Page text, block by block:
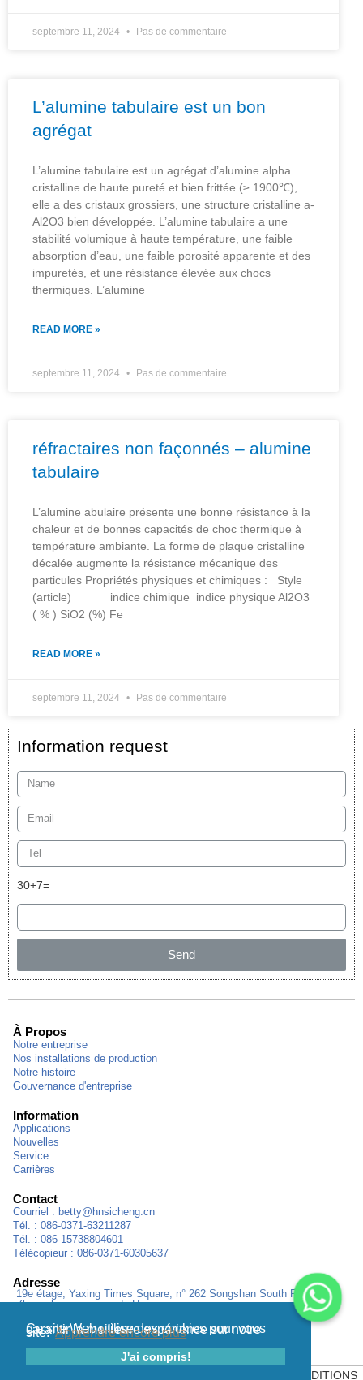
Ce site Web utilise des cookies pour vous garantir la meilleure expérience sur notre
site.Apprendre encore plus
J'ai compris!
septembre 11, 2024 Pas de commentaire
L’alumine tabulaire est un bon
agrégat
L’alumine tabulaire est un agrégat d’alumine alpha
cristalline de haute pureté et bien frittée (≥ 1900℃),
elle a des cristaux grossiers, une structure cristalline a-
Al2O3 bien développée. L’alumine tabulaire a une
stabilité volumique à haute température, une faible
absorption d’eau, une faible porosité apparente et des
impuretés, et une résistance élevée aux chocs
thermiques. L’alumine
READ MORE »
septembre 11, 2024 Pas de commentaire
réfractaires non façonnés – alumine
tabulaire
L’alumine abulaire présente une bonne résistance à la
chaleur et de bonnes capacités de choc thermique à
température ambiante. La forme de plaque cristalline
décalée augmente la résistance mécanique des
particules Propriétés physiques et chimiques : Style
(article) indice chimique indice physique Al2O3
( % ) SiO2 (%) Fe
READ MORE »
septembre 11, 2024 Pas de commentaire
Information request
30+7=
Send
À Propos
Notre entreprise
Nos installations de production
Notre histoire
Gouvernance d'entreprise
Information
Applications
Nouvelles
Service
Carrières
Contact
Courriel : betty@hnsicheng.cn
Tél. : 086-0371-63211287
Tél. : 086-15738804601
Télécopieur : 086-0371-60305637
Adresse
19e étage, Yaxing Times Square, n° 262 Songshan South Road,
Zhengzhou, province du Henan
CONDITIONS